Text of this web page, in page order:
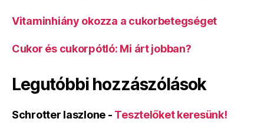
Vitaminhiány okozza a cukorbetegséget
Cukor és cukorpótló: Mi árt jobban?
Legutóbbi hozzászólások
Schrotter laszlone - Tesztelőket keresünk!